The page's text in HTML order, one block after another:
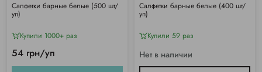
Салфетки барные белые (500 шт/
уп)
Купили 1000+ раз
54 грн/уп
Салфетки барные белые (400 шт/
уп)
Купили 59 раз
Нет в наличии